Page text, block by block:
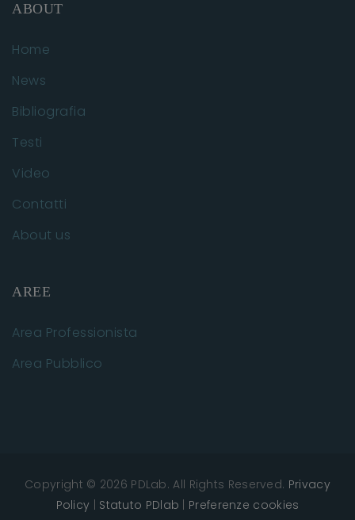
ABOUT
Home
News
Bibliografia
Testi
Video
Contatti
About us
AREE
Area Professionista
Area Pubblico
Copyright © 2026 PDLab. All Rights Reserved. Privacy
Policy
Statuto PDlab Preferenze cookies